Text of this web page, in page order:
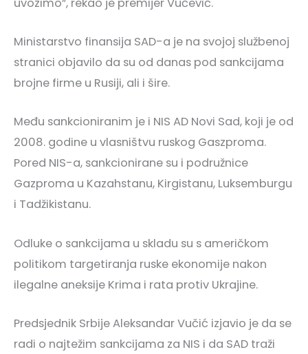
Ministarstvo finansija SAD-a je na svojoj službenoj
stranici objavilo da su od danas pod sankcijama
brojne firme u Rusiji, ali i šire.
Među sankcioniranim je i NIS AD Novi Sad, koji je od
2008. godine u vlasništvu ruskog Gaszproma.
Pored NIS-a, sankcionirane su i podružnice
Gazproma u Kazahstanu, Kirgistanu, Luksemburgu
i Tadžikistanu.
Odluke o sankcijama u skladu su s američkom
politikom targetiranja ruske ekonomije nakon
ilegalne aneksije Krima i rata protiv Ukrajine.
Predsjednik Srbije Aleksandar Vučić izjavio je da se
radi o najtežim sankcijama za NIS i da SAD traži